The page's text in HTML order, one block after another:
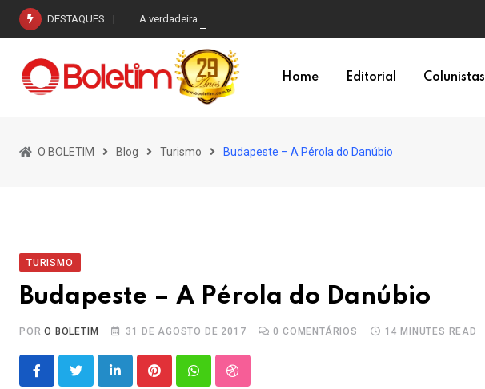
Skip
content
DESTAQUES A verdadeira eleição que está em curso
Home Editorial Colunistas
O BOLETIM Blog Turismo Budapeste – A Pérola do Danúbio
TURISMO
Budapeste – A Pérola do Danúbio
PORO BOLETIM 31 DE AGOSTO DE 2017 0 COMENTÁRIOS 14 MINUTES READ
LinkedInPinterestWhatsappStumbleUpon